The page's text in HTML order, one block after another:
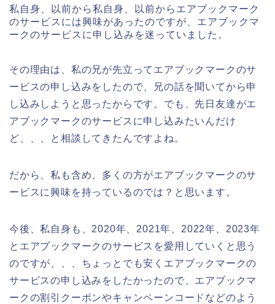
私自身、以前から私自身、以前からエアブックマーク
のサービスには興味があったのですが、エアブックマ
ークのサービスに申し込みを迷っていました。
その理由は、私の兄が先立ってエアブックマークのサ
ービスの申し込みをしたので、兄の話を聞いてから申
し込みしようと思ったからです。でも、先日友達がエ
アブックマークのサービスに申し込みたいんだけ
ど、、、と相談してきたんですよね。
だから、私も含め、多くの方がエアブックマークのサ
ービスに興味を持っているのでは？と思います。
今後、私自身も、2020年、2021年、2022年、2023年
とエアブックマークのサービスを愛用していくと思う
のですが、、、ちょっとでも安くエアブックマークの
サービスの申し込みをしたかったので、エアブックマ
ークの割引クーポンやキャンペーンコードなどのよう